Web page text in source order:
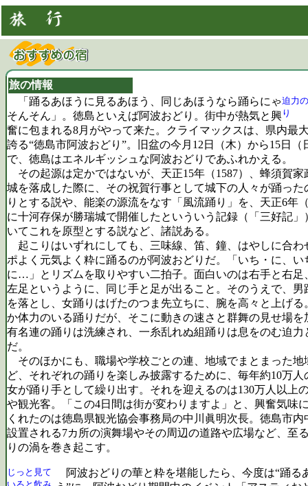
旅の情報
迫力
り
「踊るあほうに見るあほう、同じあほうなら踊らにゃ
そんそん」。徳島といえば阿波おどり。街中が熱気と興
奮に包まれる8月がやって来た。クライマックスは、県内最
誇る“徳島市阿波おどり”。旧盆の今月12日（木）から15日（
で、徳島はエネルギッシュな阿波おどりであふれかえる。
その起源は定かではないが、天正15年（1587）、蜂須賀家
城を落成した際に、その祝賀行事として城下の人々が踊った
りとする説や、能楽の源流をなす「風流踊り」を、天正6年
に十河存保が勝瑞城で開催したといういう記録（「三好記」
いてこれを原型とする説など、諸説ある。
起こりはいずれにしても、三味線、笛、鐘、はやしに合わ
ポよく元気よく粋に踊るのが阿波おどりだ。「いち・に、い
に…」とリズムを取りやすい二拍子。面白いのは右手と右足
左足というように、同じ手と足が出ること。そのうえで、男
を落とし、女踊りはげたのつま先立ちに、腕を高々と上げる
か体力のいる踊りだが、そこに動きの速さと群舞の見せ場を
有名連の踊りは洗練され、一糸乱れぬ組踊りは息をのむ迫力
だ。
そのほかにも、職場や学校ごとの連、地域でまとまった地
ど、それぞれの踊りを楽しみ披露するために、毎年約10万人
女が踊り手として繰り出す。それを迎えるのは130万人以上
や観光客。「この4日間は街が変わりますよ」と、興奮気味
くれたのは徳島県観光協会事務局の中川眞明次長。徳島市内
設置される7カ所の演舞場やその周辺の道路や広場など、至
りの渦を巻き起こす。
じっと見て
阿波おどりの華と粋を堪能したら、今度は“踊る